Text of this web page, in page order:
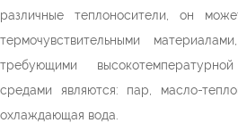
различные теплоносители, он
термочувствительными
требующими
средами являются: пар, масло-
охлаждающая вода.